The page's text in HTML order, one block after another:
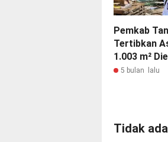
Pemkab
Tertibkan
1.003 m²
5 bulan lalu
Tidak